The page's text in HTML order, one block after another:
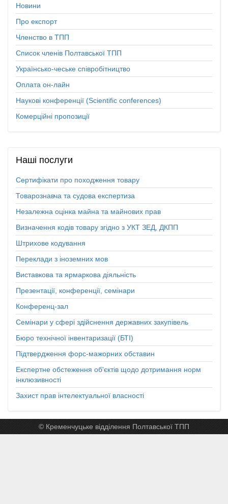
Новини
Про експорт
Членство в ТПП
Список членів Полтавської ТПП
Українсько-чеське співробітництво
Оплата он-лайн
Наукові конференції (Scientific conferences)
Комерційні пропозиції
Наші послуги
Сертифікати про походження товару
Товарознавча та судова експертиза
Незалежна оцінка майна та майнових прав
Визначення кодів товару згідно з УКТ ЗЕД, ДКПП
Штрихове кодування
Переклади з іноземних мов
Виставкова та ярмаркова діяльність
Презентації, конференції, семінари
Конференц-зал
Семінари у сфері здійснення державних закупівель
Бюро технічної інвентаризації (БТІ)
Підтвердження форс-мажорних обставин
Експертне обстеження об'єктів щодо дотримання норм
інклюзивності
Захист прав інтелектуальної власності
© Кременчуцьке відділення Полтавської ТПП